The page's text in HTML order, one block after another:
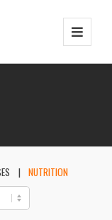
NUTRITION